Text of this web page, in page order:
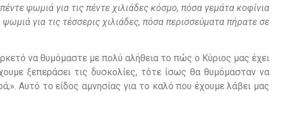
ψωμιά για τις πέντε χιλιάδες κόσμο, πόσα γεμάτα κοφίνια
για τις τέσσερις χιλιάδες, πόσα περισσεύματα πήρατε σε
να θυμόμαστε με πολύ αλήθεια το πώς ο Κύριος μας έχει
ξεπεράσει τις δυσκολίες, τότε ίσως θα θυμόμασταν να
Αυτό το είδος αμνησίας για το καλό που έχουμε λάβει μας